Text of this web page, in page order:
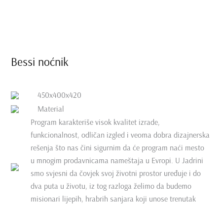
Bessi noćnik
450x400x420
Material
Program karakteriše visok kvalitet izrade,
funkcionalnost, odličan izgled i veoma dobra dizajnerska
rešenja što nas čini sigurnim da će program naći mesto
u mnogim prodavnicama nameštaja u Evropi. U Jadrini
smo svjesni da čovjek svoj životni prostor uređuje i do
dva puta u životu, iz tog razloga želimo da budemo
misionari lijepih, hrabrih sanjara koji unose trenutak